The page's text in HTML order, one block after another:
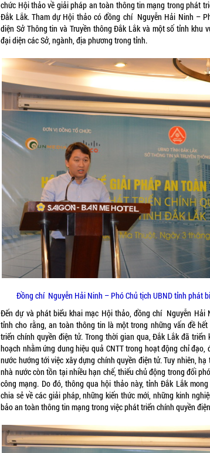
chức Hội thảo về giải pháp an toàn thông tin mạng trong phát
Đắk Lắk. Tham dự Hội thảo có đồng chí Nguyễn Hải Ninh –
diện Sở Thông tin và Truyền thông Đắk Lắk và một số tỉnh khu
đại diện các Sở, ngành, địa phương trong tỉnh.
Đồng chí Nguyễn Hải Ninh – Phó Chủ tịch UBND tỉnh phát
Đến dự và phát biểu khai mạc Hội thảo, đồng chí Nguyễn Hải
tỉnh cho rằng, an toàn thông tin là một trong những vấn đề
triển chính quyền điện tử. Trong thời gian qua, Đắk Lắk đã triển
hoạch nhằm ứng dung hiệu quả CNTT trong hoạt động chỉ đạo,
nước hướng tới việc xây dựng chính quyền điện tử. Tuy nhiên,
nhà nước còn tồn tại nhiều hạn chế, thiếu chủ động trong đối
công mạng. Do đó, thông qua hội thảo này, tỉnh Đắk Lắk
chia sẻ về các giải pháp, những kiến thức mới, những kinh
bảo an toàn thông tin mạng trong việc phát triển chính quyền